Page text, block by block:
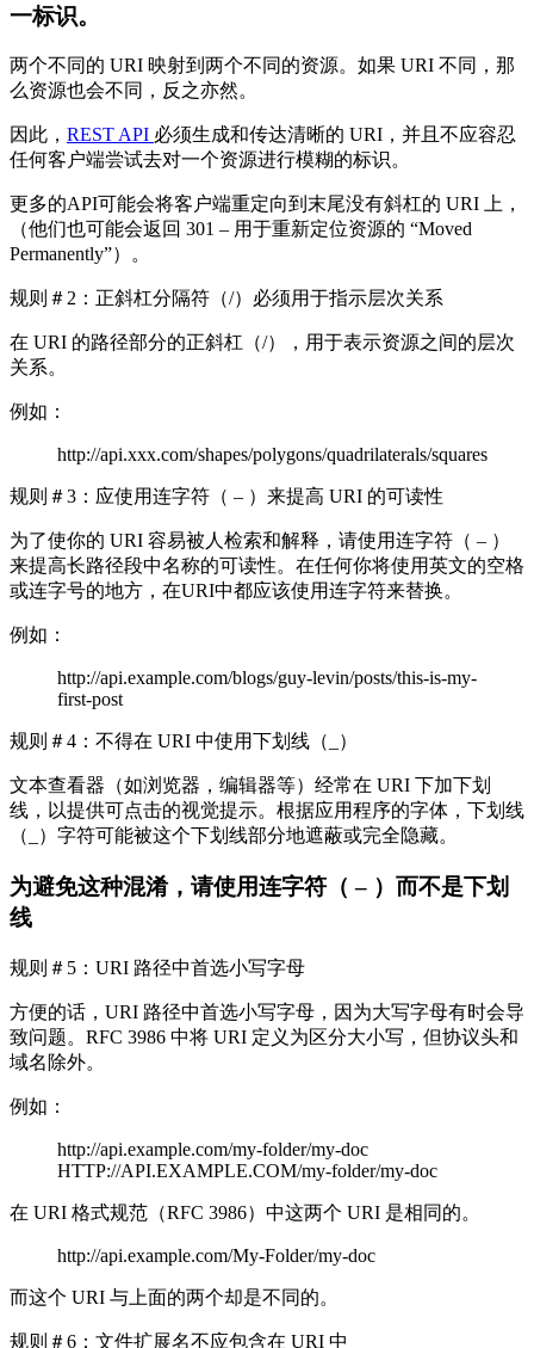
一标识。
两个不同的 URI 映射到两个不同的资源。如果 URI 不同，那
么资源也会不同，反之亦然。
因此， REST API 必须生成和传达清晰的 URI，并且不应容忍
任何客户端尝试去对一个资源进行模糊的标识。
更多的API可能会将客户端重定向到末尾没有斜杠的 URI 上，
（他们也可能会返回 301 – 用于重新定位资源的 “Moved
Permanently”）。
规则＃2：正斜杠分隔符（/）必须用于指示层次关系
在 URI 的路径部分的正斜杠（/），用于表示资源之间的层次
关系。
例如：
http://api.xxx.com/shapes/polygons/quadrilaterals/squares
规则＃3：应使用连字符（ – ）来提高 URI 的可读性
为了使你的 URI 容易被人检索和解释，请使用连字符（ – ）
来提高长路径段中名称的可读性。在任何你将使用英文的空格
或连字号的地方，在URI中都应该使用连字符来替换。
例如：
http://api.example.com/blogs/guy-levin/posts/this-is-my-
first-post
规则＃4：不得在 URI 中使用下划线（_）
文本查看器（如浏览器，编辑器等）经常在 URI 下加下划
线，以提供可点击的视觉提示。根据应用程序的字体，下划线
（_）字符可能被这个下划线部分地遮蔽或完全隐藏。
为避免这种混淆，请使用连字符（ – ）而不是下划
线
规则＃5：URI 路径中首选小写字母
方便的话，URI 路径中首选小写字母，因为大写字母有时会导
致问题。RFC 3986 中将 URI 定义为区分大小写，但协议头和
域名除外。
例如：
http://api.example.com/my-folder/my-doc
HTTP://API.EXAMPLE.COM/my-folder/my-doc
在 URI 格式规范（RFC 3986）中这两个 URI 是相同的。
http://api.example.com/My-Folder/my-doc
而这个 URI 与上面的两个却是不同的。
规则＃6：文件扩展名不应包含在 URI 中